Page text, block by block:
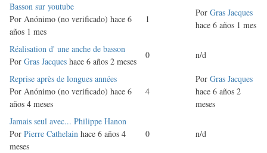
Discusión
normal
Basson sur youtube
Por Anónimo (no verificado) hace 6
años 1 mes
1
Por Gras Jacques
hace 6 años 1 mes
Discusión
normal
Réalisation d' une anche de basson
Por Gras Jacques hace 6 años 2 meses
0 n/d
Discusión
normal
Reprise après de longues années
Por Anónimo (no verificado) hace 6
años 4 meses
4
Por Gras Jacques
hace 6 años 2
meses
Discusión
normal
Jamais seul avec... Philippe Hanon
Por Pierre Cathelain hace 6 años 4
meses
0 n/d